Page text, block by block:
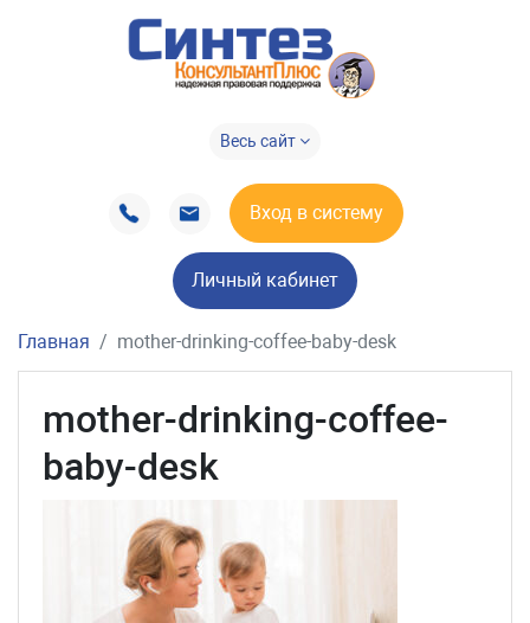
Весь сайт
Вход в систему
Личный кабинет
Главная mother-drinking-coffee-baby-desk
mother-drinking-coffee-
baby-desk